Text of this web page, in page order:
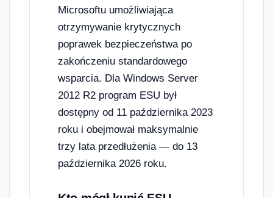
Microsoftu umożliwiająca
otrzymywanie krytycznych
poprawek bezpieczeństwa po
zakończeniu standardowego
wsparcia. Dla Windows Server
2012 R2 program ESU był
dostępny od 11 października 2023
roku i obejmował maksymalnie
trzy lata przedłużenia — do 13
października 2026 roku.